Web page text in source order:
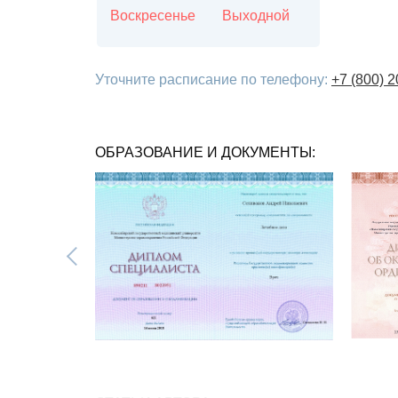
Воскресенье Выходной
Уточните расписание по телефону: +7 (800)
ОБРАЗОВАНИЕ И ДОКУМЕНТЫ: